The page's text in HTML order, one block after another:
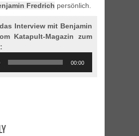
Fredrich persönlich.
Interview mit Benjamin
Katapult-Magazin zum
00:00